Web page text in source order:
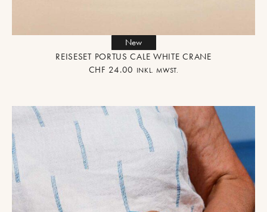
New
REISESET PORTUS CALE WHITE CRANE
CHF 24.00 INKL. MWST.